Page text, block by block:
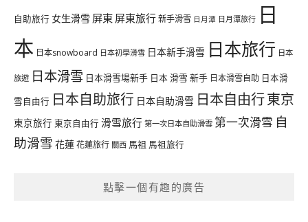
自助旅行 女生滑雪 屏東 屏東旅行新手滑雪 日月潭 日月潭旅行 日
本 日本snowboard 日本初學滑雪 日本新手滑雪 日本旅行 日本
旅遊 日本滑雪 日本滑雪場新手 日本 滑雪 新手 日本滑雪自助 日本滑
雪自由行 日本自助旅行 日本自助滑雪 日本自由行東京
東京旅行 東京自由行 滑雪旅行 第一次日本自助滑雪 第一次滑雪 自
助滑雪 花蓮花蓮旅行 關西 馬祖 馬祖旅行
點擊一個有趣的廣告